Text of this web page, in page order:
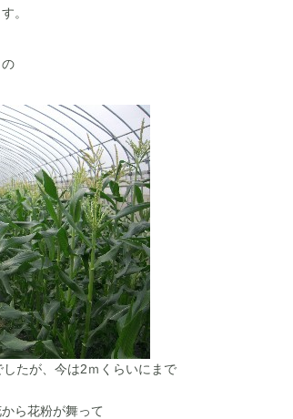
。
たが、今は2ｍくらいにまで
ら花粉が舞って